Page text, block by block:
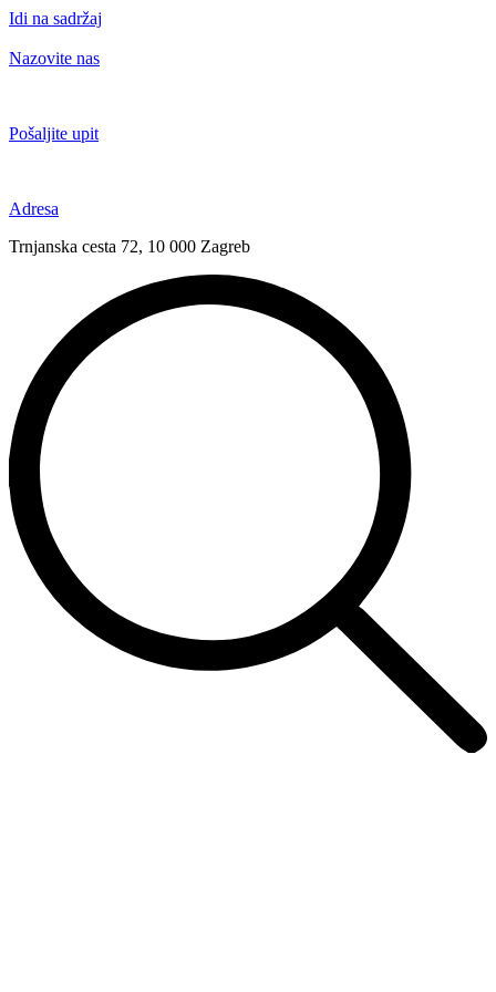
Idi na sadržaj
Nazovite nas
Pošaljite upit
Adresa
Trnjanska cesta 72, 10 000 Zagreb